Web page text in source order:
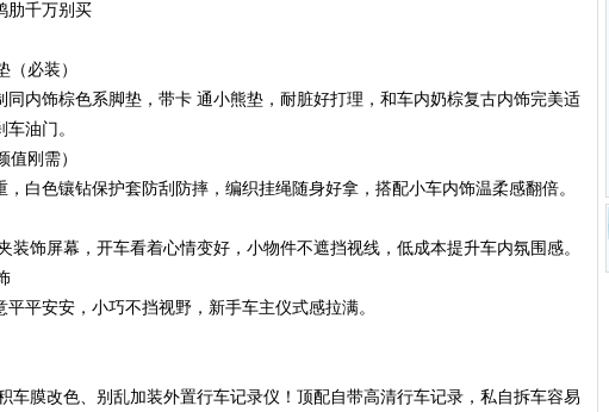
肋千万别买
必装）
同内饰棕色系脚垫，带卡 通小熊垫，耐脏好打理，和车内奶棕复古内饰完美适
油门。
刚需）
，白色镶钻保护套防刮防摔，编织挂绳随身好拿，搭配小车内饰温柔感翻倍。
装饰屏幕，开车看着心情变好，小物件不遮挡视线，低成本提升车内氛围感。
平安安，小巧不挡视野，新手车主仪式感拉满。
车膜改色、别乱加装外置行车记录仪！顶配自带高清行车记录，私自拆车容易